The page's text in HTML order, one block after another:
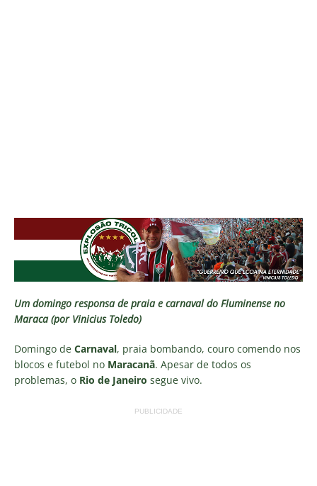
Um domingo responsa de praia e carnaval do Fluminense no
Maraca (por Vinicius Toledo)
Domingo de Carnaval, praia bombando, couro comendo nos
blocos e futebol no Maracanã. Apesar de todos os
problemas, o Rio de Janeiro segue vivo.
PUBLICIDADE